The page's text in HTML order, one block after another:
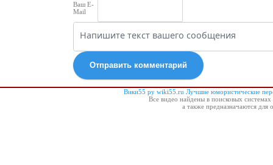
Ваш E-
Mail
Отправить комментарий
Вики55 ру wiki55.ru Лучшие юмористические
Все видео найдены в поисковых
а также предназначаются для